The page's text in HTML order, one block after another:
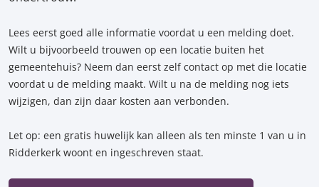
Lees eerst goed alle informatie voordat u een melding doet.
Wilt u bijvoorbeeld trouwen op een locatie buiten het
gemeentehuis? Neem dan eerst zelf contact op met die locatie
voordat u de melding maakt. Wilt u na de melding nog iets
wijzigen, dan zijn daar kosten aan verbonden.
Let op: een gratis huwelijk kan alleen als ten minste 1 van u in
Ridderkerk woont en ingeschreven staat.